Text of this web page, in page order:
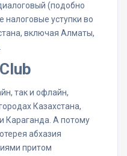
(подобно
уступки во
включая Алматы,
так и офлайн,
Казахстана,
Караганда. А потому
абхазия
притом